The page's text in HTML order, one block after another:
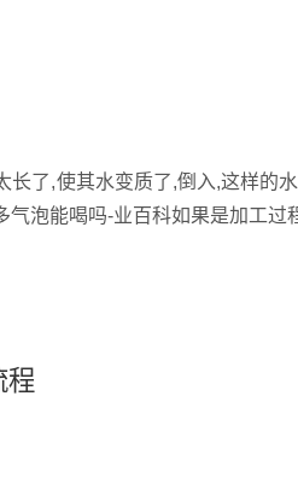
了,使其水变质了,倒入,这样的
泡能喝吗-业百科如果是加工过
程